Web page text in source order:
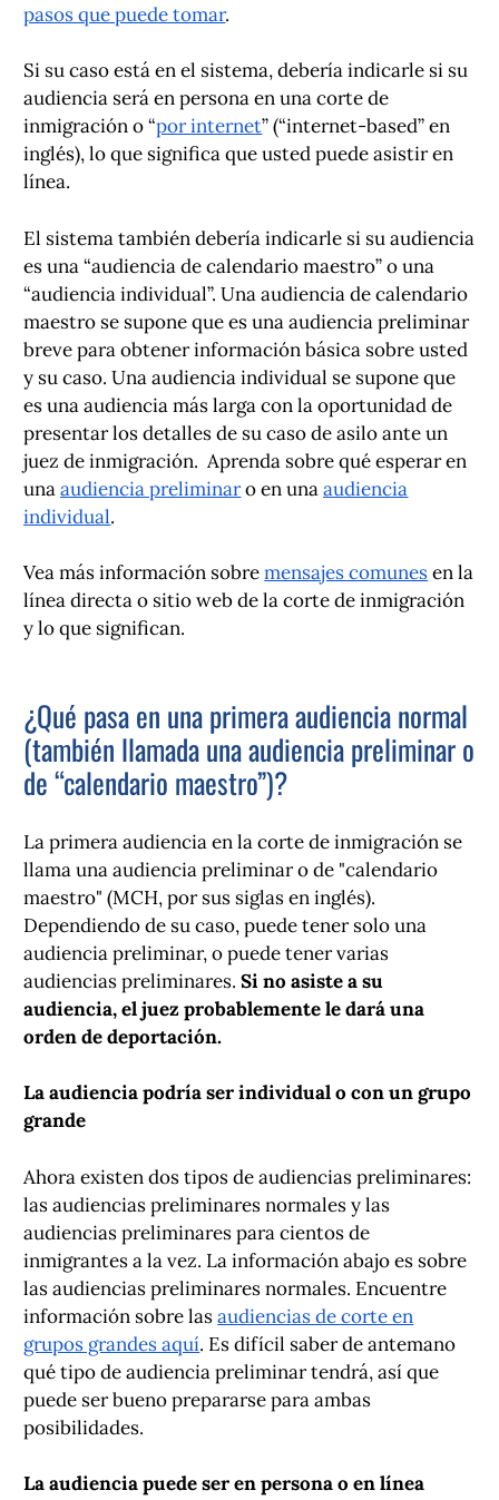
pasos que puede tomar.
Si su caso está en el sistema, debería indicarle si su
audiencia será en persona en una corte de
inmigración o “por internet” (“internet-based” en
inglés), lo que significa que usted puede asistir en
línea.
El sistema también debería indicarle si su audiencia
es una “audiencia de calendario maestro” o una
“audiencia individual”. Una audiencia de calendario
maestro se supone que es una audiencia preliminar
breve para obtener información básica sobre usted
y su caso. Una audiencia individual se supone que
es una audiencia más larga con la oportunidad de
presentar los detalles de su caso de asilo ante un
juez de inmigración. Aprenda sobre qué esperar en
unaaudiencia preliminaro en unaaudiencia
individual.
Vea más información sobremensajes comunesen la
línea directa o sitio web de la corte de inmigración
y lo que significan.
¿Qué pasa en una primera audiencia normal
(también llamada una audiencia preliminar o
de “calendario maestro”)?
La primera audiencia en la corte de inmigración se
llama una audiencia preliminar o de "calendario
maestro" (MCH, por sus siglas en inglés).
Dependiendo de su caso, puede tener solo una
audiencia preliminar, o puede tener varias
audiencias preliminares.Si no asiste a su
audiencia, el juez probablemente le dará una
orden de deportación.
La audiencia podría ser individual o con un grupo
grande
Ahora existen dos tipos de audiencias preliminares:
las audiencias preliminares normales y las
audiencias preliminares para cientos de
inmigrantes a la vez. La información abajo es sobre
las audiencias preliminares normales. Encuentre
información sobre lasaudiencias de corte en
grupos grandes aquí. Es difícil saber de antemano
qué tipo de audiencia preliminar tendrá, así que
puede ser bueno prepararse para ambas
posibilidades.
La audiencia puede ser en persona o en línea